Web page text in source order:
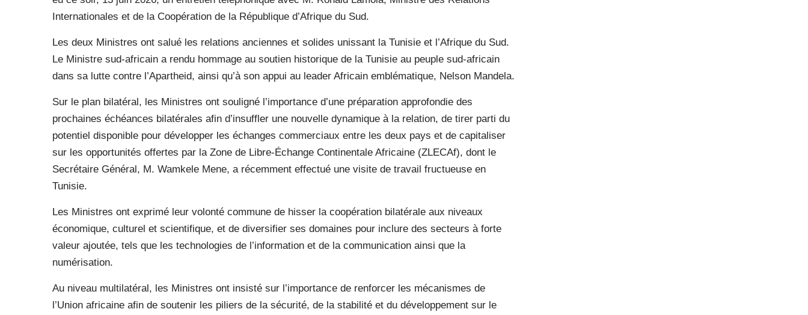
Internationales et de la Coopération de la République d’Afrique du Sud.
Les deux Ministres ont salué les relations anciennes et solides unissant la Tunisie et l’Afrique du Sud.
Le Ministre sud-africain a rendu hommage au soutien historique de la Tunisie au peuple sud-africain
dans sa lutte contre l’Apartheid, ainsi qu’à son appui au leader Africain emblématique, Nelson Mandela.
Sur le plan bilatéral, les Ministres ont souligné l’importance d’une préparation approfondie des
prochaines échéances bilatérales afin d’insuffler une nouvelle dynamique à la relation, de tirer parti du
potentiel disponible pour développer les échanges commerciaux entre les deux pays et de capitaliser
sur les opportunités offertes par la Zone de Libre-Échange Continentale Africaine (ZLECAf), dont le
Secrétaire Général, M. Wamkele Mene, a récemment effectué une visite de travail fructueuse en
Tunisie.
Les Ministres ont exprimé leur volonté commune de hisser la coopération bilatérale aux niveaux
économique, culturel et scientifique, et de diversifier ses domaines pour inclure des secteurs à forte
valeur ajoutée, tels que les technologies de l’information et de la communication ainsi que la
numérisation.
Au niveau multilatéral, les Ministres ont insisté sur l’importance de renforcer les mécanismes de
l’Union africaine afin de soutenir les piliers de la sécurité, de la stabilité et du développement sur le